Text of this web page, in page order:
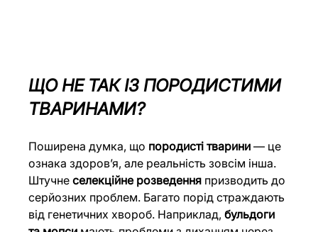
ЩО НЕ ТАК ІЗ ПОРОДИСТИМИ
ТВАРИНАМИ?
Поширена думка, що породисті тварини — це
ознака здоров’я, але реальність зовсім інша.
Штучне селекційне розведення призводить до
серйозних проблем. Багато порід страждають
від генетичних хвороб. Наприклад, бульдоги